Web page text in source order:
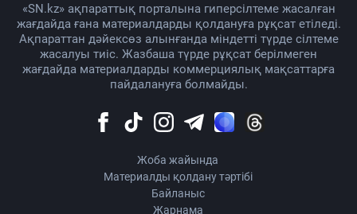
«SN.kz» ақпараттық порталына гиперсілтеме жасалған
жағдайда ғана материалдарды қолдануға рұқсат етіледі.
Ақпараттан дәйексөз алынғанда міндетті түрде сілтеме
жасалуы тиіс. Жазбаша түрде рұқсат берілмеген
жағдайда материалдарды коммерциялық мақсаттарға
пайдалануға болмайды.
Жоба жайында
Материалды қолдану тәртібі
Байланыс
Жарнама